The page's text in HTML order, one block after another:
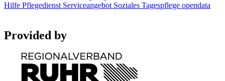
Hilfe Pflegedienst Serviceangebot Soziales Tagespflege opendata
Provided by